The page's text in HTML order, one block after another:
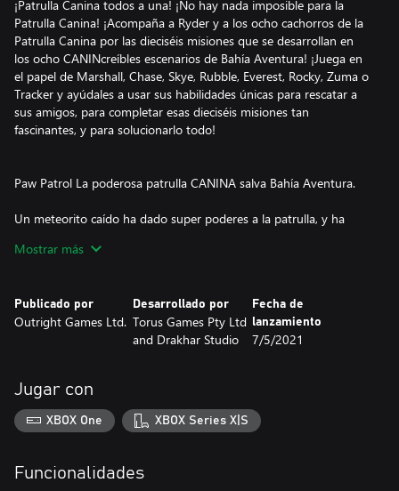
¡Patrulla Canina todos a una! ¡No hay nada imposible para la
Patrulla Canina! ¡Acompaña a Ryder y a los ocho cachorros de la
Patrulla Canina por las dieciséis misiones que se desarrollan en
los ocho CANINcreíbles escenarios de Bahía Aventura! ¡Juega en
el papel de Marshall, Chase, Skye, Rubble, Everest, Rocky, Zuma o
Tracker y ayúdales a usar sus habilidades únicas para rescatar a
sus amigos, para completar esas dieciséis misiones tan
fascinantes, y para solucionarlo todo!
Paw Patrol La poderosa patrulla CANINA salva Bahía Aventura.
Un meteorito caído ha dado super poderes a la patrulla, y ha
y de los cachorros explorar el mundo de la Patrulla Canina, de
¡Una colección de juegos geniales con horas de diversión
garantizada para todos!
Mostrar más
Publicado por
Outright Games Ltd.
Desarrollado por
Torus Games Pty Ltd
and Drakhar Studio
Fecha de
lanzamiento
7/5/2021
Jugar con
XBOX One XBOX Series X|S
Funcionalidades